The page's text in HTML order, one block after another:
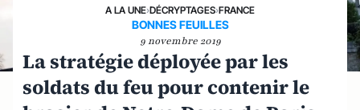
A LA UNE›DÉCRYPTAGES›FRANCE
BONNES FEUILLES
9 novembre 2019
La stratégie déployée par les
soldats du feu pour contenir le